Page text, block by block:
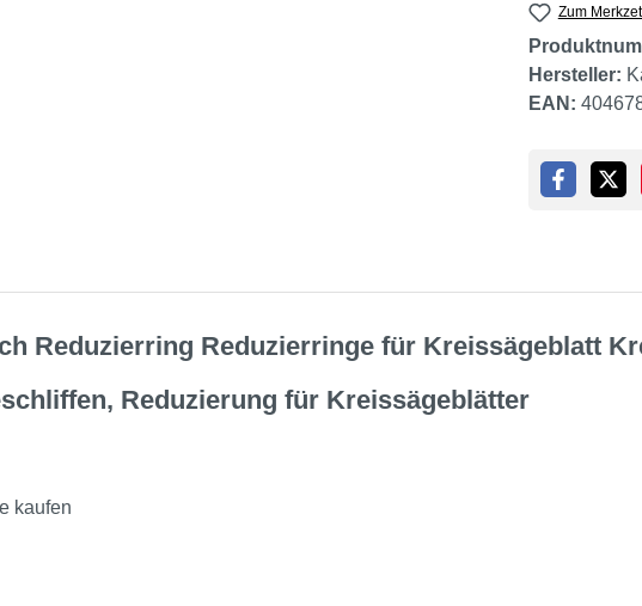
Zum
Hersteller:
EAN:
Reduzierring Reduzierringe für Kreissägeblatt
Reduzierung für Kreissägeblätter
kaufen